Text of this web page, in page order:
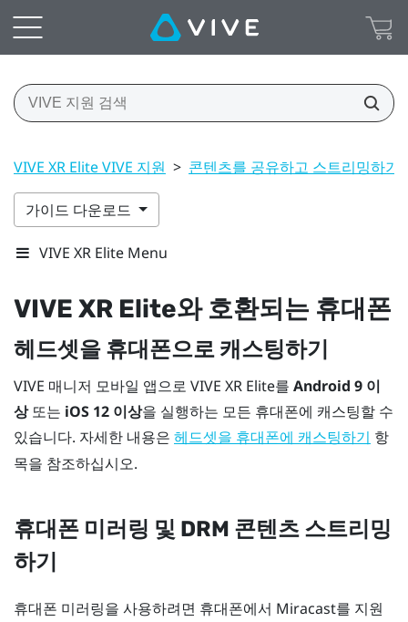
VIVE XR Elite VIVE 지원 > 콘텐츠를 공유하고 스트리밍하기
가이드 다운로드
VIVE XR Elite Menu
VIVE XR Elite와 호환되는 휴대폰
헤드셋을 휴대폰으로 캐스팅하기
VIVE 매니저 모바일 앱으로 VIVE XR Elite를 Android 9 이
상또는 iOS 12 이상을 실행하는 모든 휴대폰에 캐스팅할 수
있습니다. 자세한 내용은 헤드셋을 휴대폰에 캐스팅하기
항
목을 참조하십시오.
휴대폰 미러링 및 DRM 콘텐츠 스트리밍
하기
휴대폰 미러링을 사용하려면 휴대폰에서 Miracast를 지원